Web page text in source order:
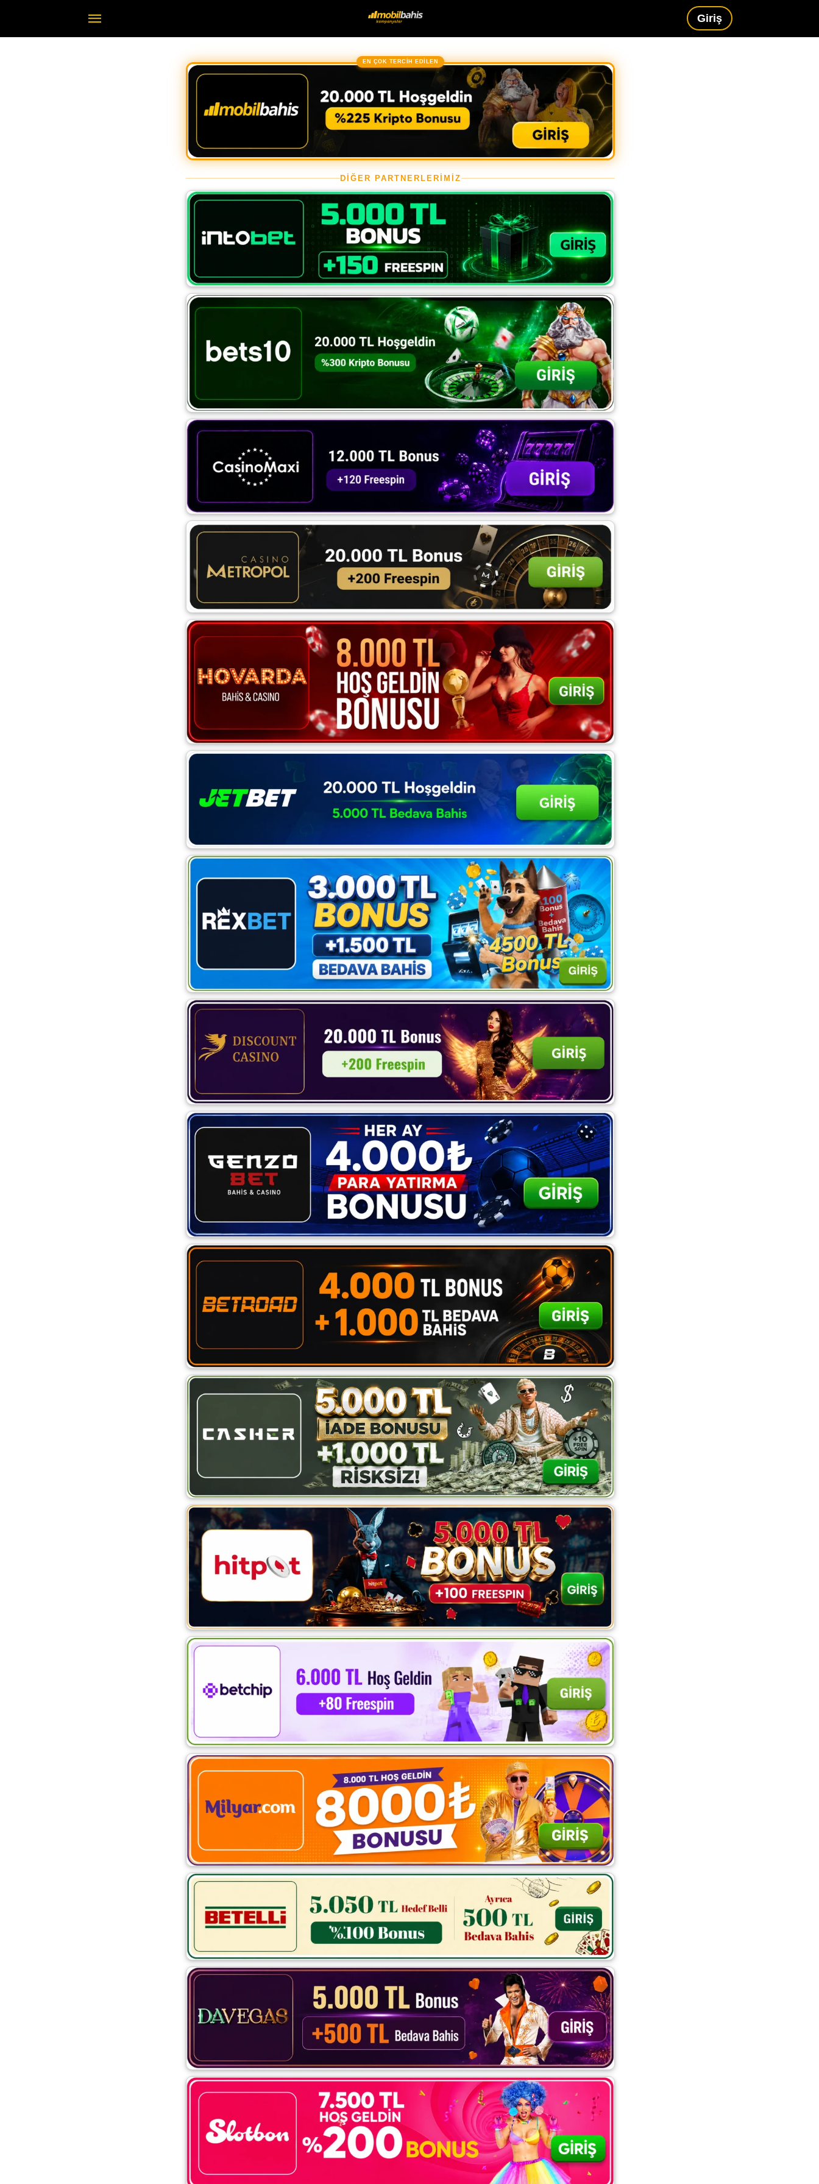
Giriş
EN ÇOK TERCİH EDİLEN
DİĞER PARTNERLERİMİZ